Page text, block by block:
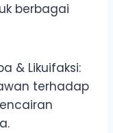
berbagai
& Likuifaksi:
terhadap